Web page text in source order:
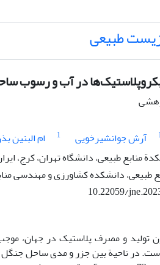
طبیعی
در آب و رسوب
آرش جوانشیرخویی 1 ام البنین
منابع طبیعی، دانشگاه تهران، کرج،
طبیعی، دانشکده کشاورزی و مهندسی
10.22059/
تولید و مصرف پلاستیک در جهان،
در ناحیة بین جزر و مدی ساحل جنگل